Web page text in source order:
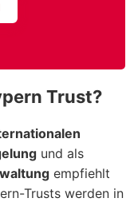
Trust?
und als
empfiehlt
Trusts werden in